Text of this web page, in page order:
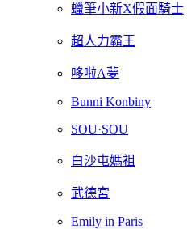
蠟筆小新X假面騎士
超人力霸王
哆啦A夢
Bunni Konbiny
SOU·SOU
白沙屯媽祖
武德宮
Emily in Paris